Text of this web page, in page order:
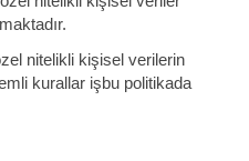
nitelikli kişisel verilerin
kurallar işbu politikada